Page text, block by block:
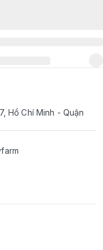
Hồ Chí Minh - Quận